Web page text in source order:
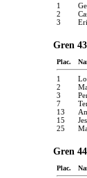
1
2
3
Gren
Plac.
1
2
3
7
13
15
25
Gren
Plac.